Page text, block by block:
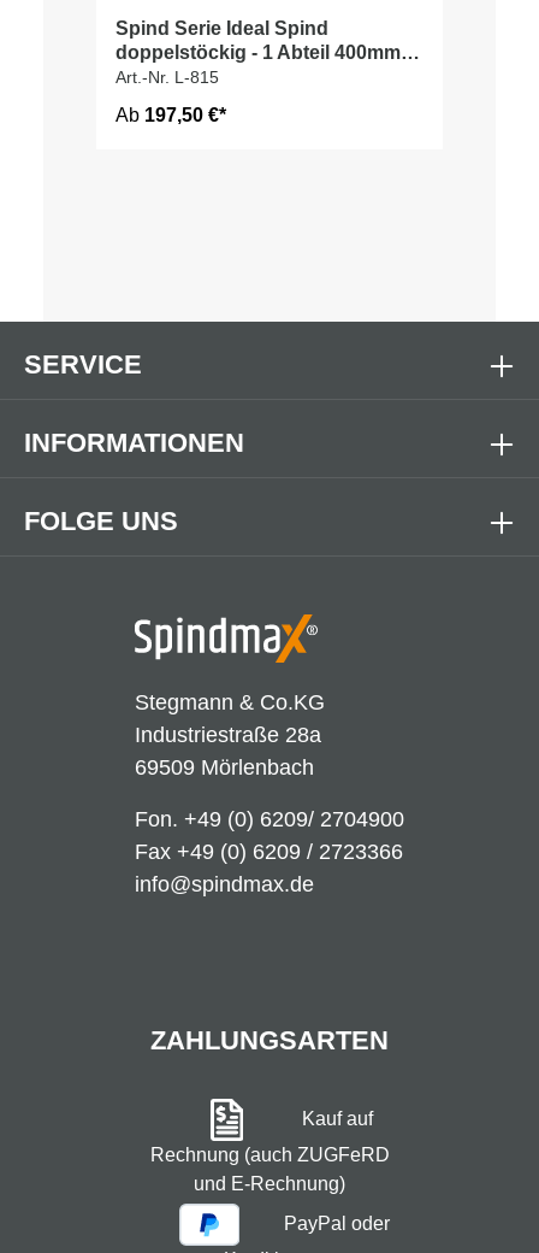
Spind Serie Ideal Spind
doppelstöckig - 1 Abteil 400mm
Abteilbreite
Art.-Nr. L-815
Ab 197,50 €*
Stegmann & Co.KG
Industriestraße 28a
69509 Mörlenbach
Fon. +49 (0) 6209/ 2704900
Fax +49 (0) 6209 / 2723366
info@spindmax.de
FOLGE UNS
SERVICE
INFORMATIONEN
ZAHLUNGSARTEN
Kauf auf
Rechnung (auch ZUGFeRD
und E-Rechnung)
PayPal oder